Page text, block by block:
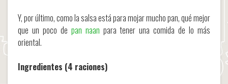
Y, por último, como la salsa está para mojar mucho pan, qué mejor
que un poco de pan naan para tener una comida de lo más
oriental.
Ingredientes (4 raciones)